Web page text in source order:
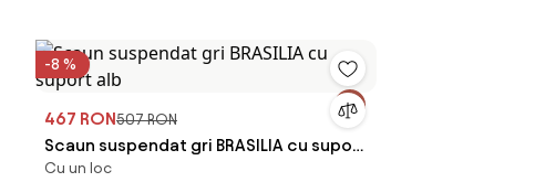
-8 %
467 RON507 RON
Scaun suspendat gri BRASILIA cu suport
alb
Cu un loc